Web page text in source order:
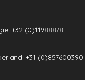
+32 (0)11988878
+31 (0)857600390